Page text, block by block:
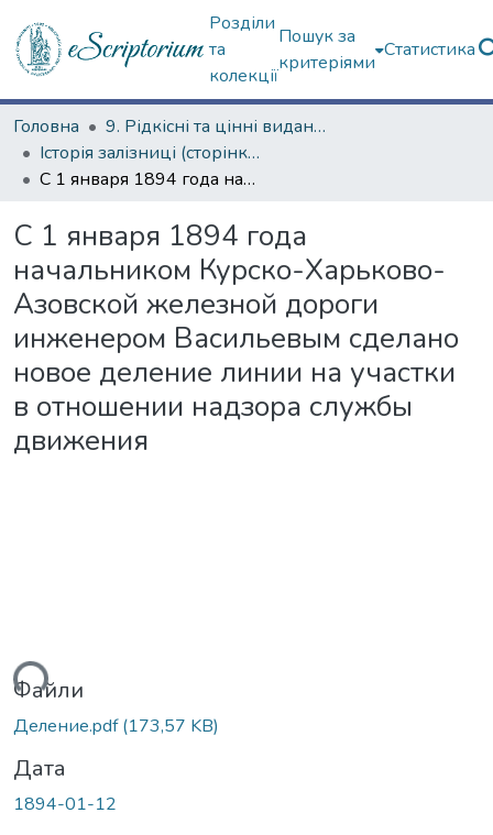
Розділи
та
колекції
Пошук за
критеріями
Статистика
Головна
9. Рідкісні та цінні видання
Історія залізниці (сторінками періодичних видань)
С 1 января 1894 года начальником Курско-Харьково-Азовской железной дороги инженером Васильевым сделано новое деление линии на участки в отношении надзора службы движения
С 1 января 1894 года
начальником Курско-Харьково-
Азовской железной дороги
инженером Васильевым сделано
новое деление линии на участки
в отношении надзора службы
движения
Файли
Деление.pdf(173,57 KB)
Дата
1894-01-12